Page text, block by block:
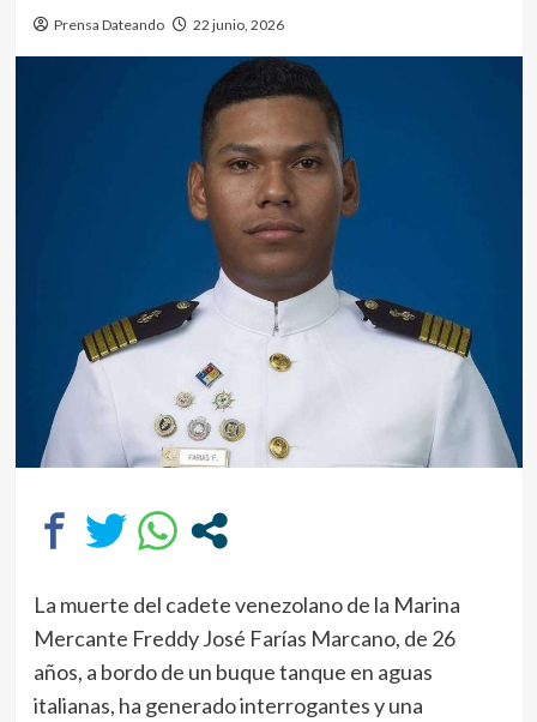
Prensa Dateando 22 junio, 2026
La muerte del cadete venezolano de la Marina
Mercante Freddy José Farías Marcano, de 26
años, a bordo de un buque tanque en aguas
italianas, ha generado interrogantes y una